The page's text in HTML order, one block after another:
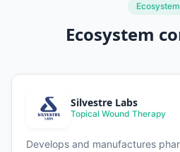
Ecosystem
Ecosystem
Silvestre Labs
Topical Wound Therapy
Develops and manufactures